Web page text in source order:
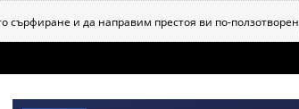
сърфиране и да направим престоя ви по-ползотворен